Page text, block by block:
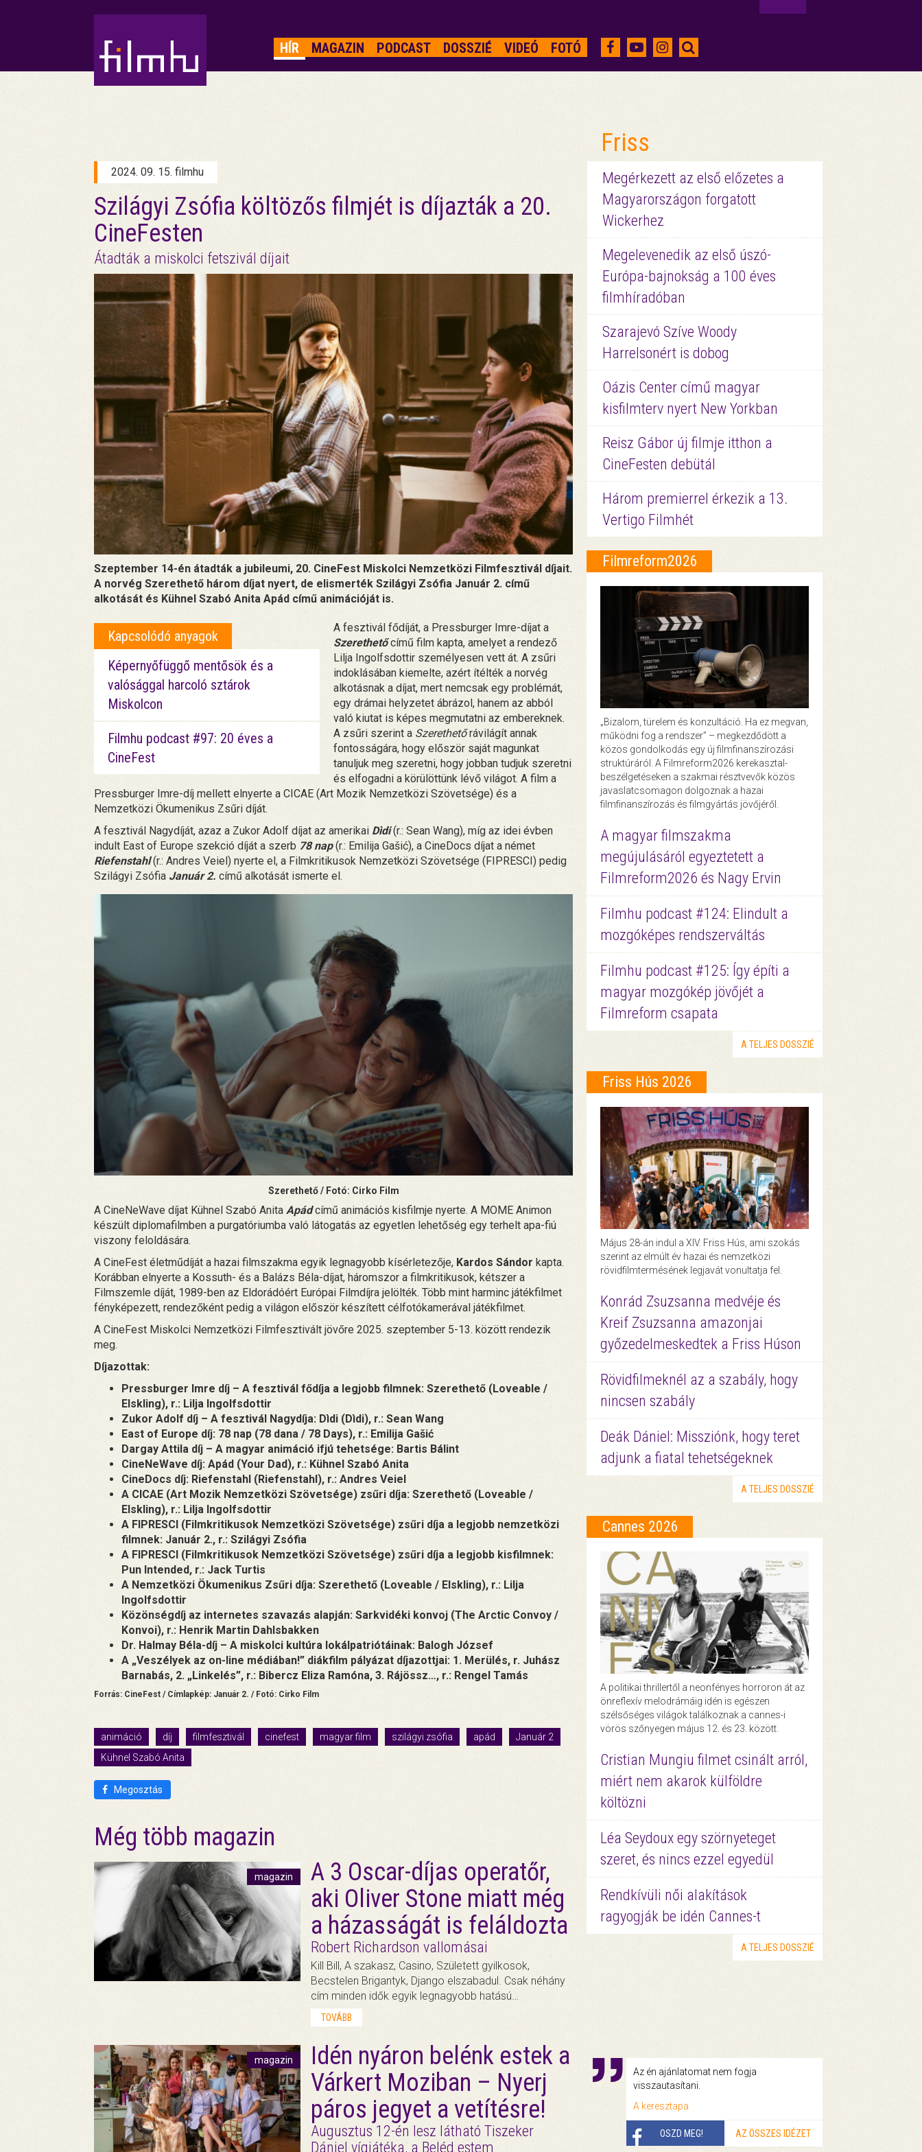
HÍR MAGAZIN PODCAST DOSSZIÉ VIDEÓ FOTÓ
2024. 09. 15. filmhu
Szilágyi Zsófia költözős filmjét is díjazták a 20.
CineFesten
Átadták a miskolci fetszivál díjait
Szeptember 14-én átadták a jubileumi, 20. CineFest Miskolci Nemzetközi Filmfesztivál díjait.
A norvég Szerethető három díjat nyert, de elismerték Szilágyi Zsófia Január 2. című
alkotását és Kühnel Szabó Anita Apád című animációját is.
Kapcsolódó anyagok
Képernyőfüggő mentősök és a
valósággal harcoló sztárok
Miskolcon
Filmhu podcast #97: 20 éves a
CineFest
A fesztivál fődíját, a Pressburger Imre-díjat a
Szerethetőcímű film kapta, amelyet a rendező
Lilja Ingolfsdottir személyesen vett át. A zsűri
indoklásában kiemelte, azért ítélték a norvég
alkotásnak a díjat, mert nemcsak egy problémát,
egy drámai helyzetet ábrázol, hanem az abból
való kiutat is képes megmutatni az embereknek.
A zsűri szerint a Szerethetőrávilágít annak
fontosságára, hogy először saját magunkat
tanuljuk meg szeretni, hogy jobban tudjuk szeretni
és elfogadni a körülöttünk lévő világot. A film a
Pressburger Imre-díj mellett elnyerte a CICAE (Art Mozik Nemzetközi Szövetsége) és a
Nemzetközi Ökumenikus Zsűri díját.
A fesztivál Nagydíját, azaz a Zukor Adolf díjat az amerikai Dìdi(r.: Sean Wang), míg az idei évben
indult East of Europe szekció díját a szerb 78 nap(r.: Emilija Gašić), a CineDocs díjat a német
Riefenstahl(r.: Andres Veiel) nyerte el, a Filmkritikusok Nemzetközi Szövetsége (FIPRESCI) pedig
Szilágyi Zsófia Január 2. című alkotását ismerte el.
Szerethető / Fotó: Cirko Film
A CineNeWave díjat Kühnel Szabó Anita Apádcímű animációs kisfilmje nyerte. A MOME Animon
készült diplomafilmben a purgatóriumba való látogatás az egyetlen lehetőség egy terhelt apa-fiú
viszony feloldására.
A CineFest életműdíját a hazai filmszakma egyik legnagyobb kísérletezője, Kardos Sándor kapta.
Korábban elnyerte a Kossuth- és a Balázs Béla-díjat, háromszor a filmkritikusok, kétszer a
Filmszemle díját, 1989-ben az Eldorádóért Európai Filmdíjra jelölték. Több mint harminc játékfilmet
fényképezett, rendezőként pedig a világon először készített célfotókamerával játékfilmet.
A CineFest Miskolci Nemzetközi Filmfesztivált jövőre 2025. szeptember 5-13. között rendezik
meg.
Díjazottak:
Pressburger Imre díj – A fesztivál fődíja a legjobb filmnek: Szerethető (Loveable /
Elskling), r.: Lilja Ingolfsdottir
Zukor Adolf díj – A fesztivál Nagydíja: Dìdi (Dìdi), r.: Sean Wang
East of Europe díj: 78 nap (78 dana / 78 Days), r.: Emilija Gašić
Dargay Attila díj – A magyar animáció ifjú tehetsége: Bartis Bálint
CineNeWave díj: Apád (Your Dad), r.: Kühnel Szabó Anita
CineDocs díj: Riefenstahl (Riefenstahl), r.: Andres Veiel
A CICAE (Art Mozik Nemzetközi Szövetsége) zsűri díja: Szerethető (Loveable /
Elskling), r.: Lilja Ingolfsdottir
A FIPRESCI (Filmkritikusok Nemzetközi Szövetsége) zsűri díja a legjobb nemzetközi
filmnek: Január 2., r.: Szilágyi Zsófia
A FIPRESCI (Filmkritikusok Nemzetközi Szövetsége) zsűri díja a legjobb kisfilmnek:
Pun Intended, r.: Jack Turtis
A Nemzetközi Ökumenikus Zsűri díja: Szerethető (Loveable / Elskling), r.: Lilja
Ingolfsdottir
Közönségdíj az internetes szavazás alapján: Sarkvidéki konvoj (The Arctic Convoy /
Konvoi), r.: Henrik Martin Dahlsbakken
Dr. Halmay Béla-díj – A miskolci kultúra lokálpatriótáinak: Balogh József
A „Veszélyek az on-line médiában!” diákfilm pályázat díjazottjai: 1. Merülés, r. Juhász
Barnabás, 2. „Linkelés”, r.: Bibercz Eliza Ramóna, 3. Rájössz…, r.: Rengel Tamás
Forrás: CineFest / Címlapkép: Január 2. / Fotó: Cirko Film
animáció díj filmfesztivál cinefest magyar film szilágyi zsófia apád
Január 2
Kühnel Szabó Anita
Megosztás
Még több magazin
magazin
A 3 Oscar-díjas operatőr,
aki Oliver Stone miatt még
a házasságát is feláldozta
Robert Richardson vallomásai
Kill Bill, A szakasz, Casino, Született gyilkosok,
Becstelen Brigantyk, Django elszabadul. Csak néhány
cím minden idők egyik legnagyobb hatású…
TOVÁBB
magazin
Idén nyáron belénk estek a
Várkert Moziban – Nyerj
páros jegyet a vetítésre!
Augusztus 12-én lesz látható Tiszeker
Dániel vígjátéka, a Beléd estem
Friss
Megérkezett az első előzetes a
Magyarországon forgatott
Wickerhez
Megelevenedik az első úszó-
Európa-bajnokság a 100 éves
filmhíradóban
Szarajevó Szíve Woody
Harrelsonért is dobog
Oázis Center című magyar
kisfilmterv nyert New Yorkban
Reisz Gábor új filmje itthon a
CineFesten debütál
Három premierrel érkezik a 13.
Vertigo Filmhét
Filmreform2026
„Bizalom, türelem és konzultáció. Ha ez megvan,
működni fog a rendszer” – megkezdődött a
közös gondolkodás egy új filmfinanszírozási
struktúráról. A Filmreform2026 kerekasztal-
beszélgetéseken a szakmai résztvevők közös
javaslatcsomagon dolgoznak a hazai
filmfinanszírozás és filmgyártás jövőjéről.
A magyar filmszakma
megújulásáról egyeztetett a
Filmreform2026 és Nagy Ervin
Filmhu podcast #124: Elindult a
mozgóképes rendszerváltás
Filmhu podcast #125: Így építi a
magyar mozgókép jövőjét a
Filmreform csapata
A TELJES DOSSZIÉ
Friss Hús 2026
Május 28-án indul a XIV. Friss Hús, ami szokás
szerint az elmúlt év hazai és nemzetközi
rövidfilmtermésének legjavát vonultatja fel.
Konrád Zsuzsanna medvéje és
Kreif Zsuzsanna amazonjai
győzedelmeskedtek a Friss Húson
Rövidfilmeknél az a szabály, hogy
nincsen szabály
Deák Dániel: Missziónk, hogy teret
adjunk a fiatal tehetségeknek
A TELJES DOSSZIÉ
Cannes 2026
A politikai thrillertől a neonfényes horroron át az
önreflexív melodrámáig idén is egészen
szélsőséges világok találkoznak a cannes-i
vörös szőnyegen május 12. és 23. között.
Cristian Mungiu filmet csinált arról,
miért nem akarok külföldre
költözni
Léa Seydoux egy szörnyeteget
szeret, és nincs ezzel egyedül
Rendkívüli női alakítások
ragyogják be idén Cannes-t
A TELJES DOSSZIÉ
Az én ajánlatomat nem fogja
visszautasítani.
A keresztapa
OSZD MEG! AZ ÖSSZES IDÉZET